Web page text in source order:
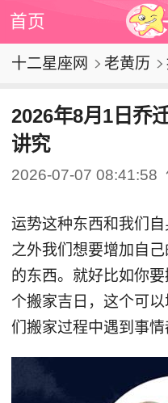
首页
十二星座网 老黄历
2026年8月1日乔
讲究
2026-07-07 08:41:58
运势这种东西和我们
之外我们想要增加自
的东西。就好比如你
个搬家吉日，这个可
们搬家过程中遇到事情